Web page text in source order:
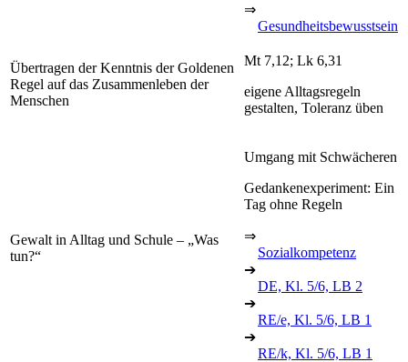
⇒
Gesundheitsbewusstsein
Übertragen der Kenntnis der Goldenen
Regel auf das Zusammenleben der
Menschen
Mt 7,12; Lk 6,31
eigene Alltagsregeln
gestalten, Toleranz üben
Gewalt in Alltag und Schule – „Was
tun?“
Umgang mit Schwächeren
Gedankenexperiment: Ein
Tag ohne Regeln
⇒
Sozialkompetenz
➔
DE, Kl. 5/6, LB 2
➔
RE/e, Kl. 5/6, LB 1
➔
RE/k, Kl. 5/6, LB 1